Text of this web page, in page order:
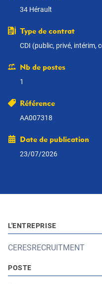
34 Hérault
Type de contrat
CDI (public, privé, intérim,
Nb de postes
1
Référence
AA007318
Date de publication
23/07/2026
L'ENTREPRISE
CERESRECRUITMENT
POSTE